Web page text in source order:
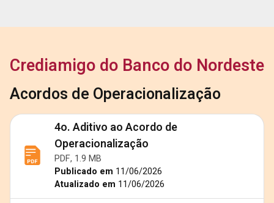
Crediamigo do Banco do Nordeste
Acordos de Operacionalização
4o. Aditivo ao Acordo de
Operacionalização
PDF, 1.9 MB
Publicado em 11/06/2026
Atualizado em 11/06/2026